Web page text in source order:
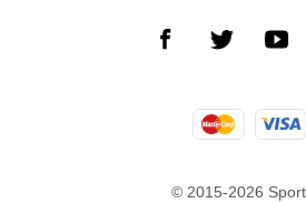
© 2015-2026